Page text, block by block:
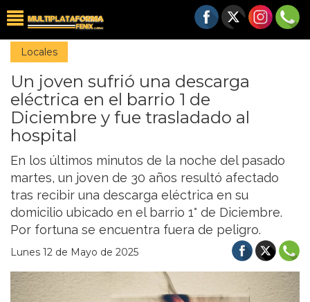
Locales
Un joven sufrió una descarga
eléctrica en el barrio 1 de
Diciembre y fue trasladado al
hospital
En los últimos minutos de la noche del pasado
martes, un joven de 30 años resultó afectado
tras recibir una descarga eléctrica en su
domicilio ubicado en el barrio 1° de Diciembre.
Por fortuna se encuentra fuera de peligro.
Lunes 12 de Mayo de 2025